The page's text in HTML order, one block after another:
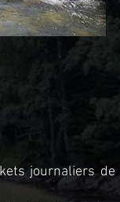
journaliers de